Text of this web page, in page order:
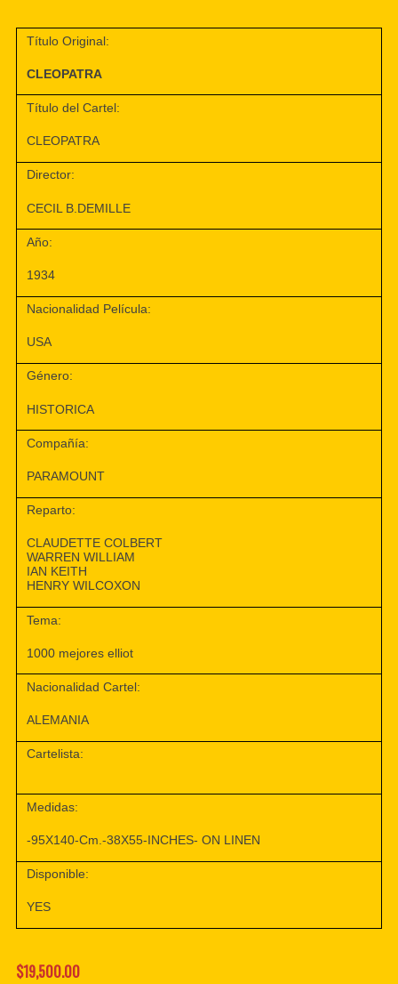
Título Original:
CLEOPATRA
Título del Cartel:
CLEOPATRA
Director:
CECIL B.DEMILLE
Año:
1934
Nacionalidad Película:
USA
Género:
HISTORICA
Compañía:
PARAMOUNT
Reparto:
CLAUDETTE COLBERT
WARREN WILLIAM
IAN KEITH
HENRY WILCOXON
Tema:
1000 mejores elliot
Nacionalidad Cartel:
ALEMANIA
Cartelista:
Medidas:
-95X140-Cm.-38X55-INCHES- ON LINEN
Disponible:
YES
$19,500.00